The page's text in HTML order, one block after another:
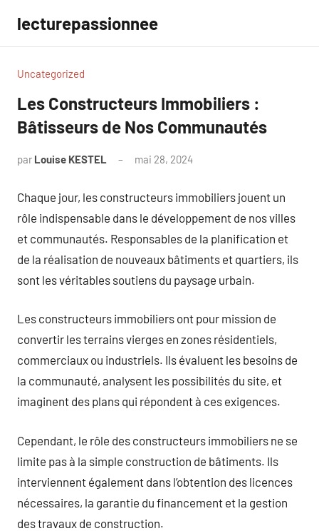
contenu
lecturepassionnee
Uncategorized
Les Constructeurs Immobiliers :
Bâtisseurs de Nos Communautés
par Louise KESTEL mai 28, 2024
Chaque jour, les constructeurs immobiliers jouent un
rôle indispensable dans le développement de nos villes
et communautés. Responsables de la planification et
de la réalisation de nouveaux bâtiments et quartiers, ils
sont les véritables soutiens du paysage urbain.
Les constructeurs immobiliers ont pour mission de
convertir les terrains vierges en zones résidentiels,
commerciaux ou industriels. Ils évaluent les besoins de
la communauté, analysent les possibilités du site, et
imaginent des plans qui répondent à ces exigences.
Cependant, le rôle des constructeurs immobiliers ne se
limite pas à la simple construction de bâtiments. Ils
interviennent également dans l’obtention des licences
nécessaires, la garantie du financement et la gestion
des travaux de construction.